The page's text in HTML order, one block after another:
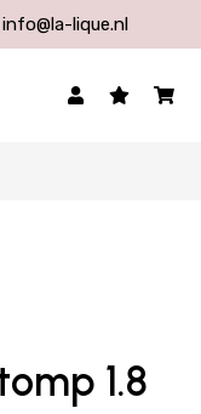
info@la-lique.nl
1.8